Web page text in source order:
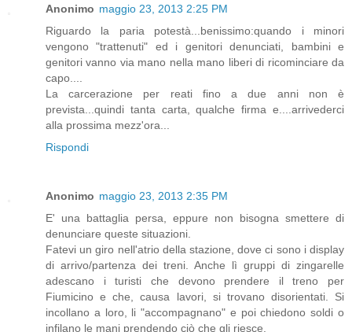
Anonimo maggio 23, 2013 2:25 PM
Riguardo la paria potestà...benissimo:quando i minori
vengono "trattenuti" ed i genitori denunciati, bambini e
genitori vanno via mano nella mano liberi di ricominciare da
capo....
La carcerazione per reati fino a due anni non è
prevista...quindi tanta carta, qualche firma e....arrivederci
alla prossima mezz'ora...
Rispondi
Anonimo maggio 23, 2013 2:35 PM
E' una battaglia persa, eppure non bisogna smettere di
denunciare queste situazioni.
Fatevi un giro nell'atrio della stazione, dove ci sono i display
di arrivo/partenza dei treni. Anche lì gruppi di zingarelle
adescano i turisti che devono prendere il treno per
Fiumicino e che, causa lavori, si trovano disorientati. Si
incollano a loro, li "accompagnano" e poi chiedono soldi o
infilano le mani prendendo ciò che gli riesce.